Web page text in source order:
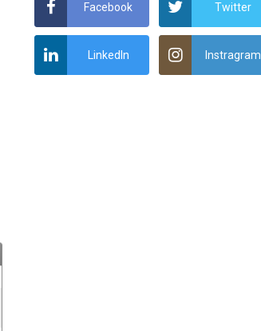
Facebook Twitter
LinkedIn Instragram